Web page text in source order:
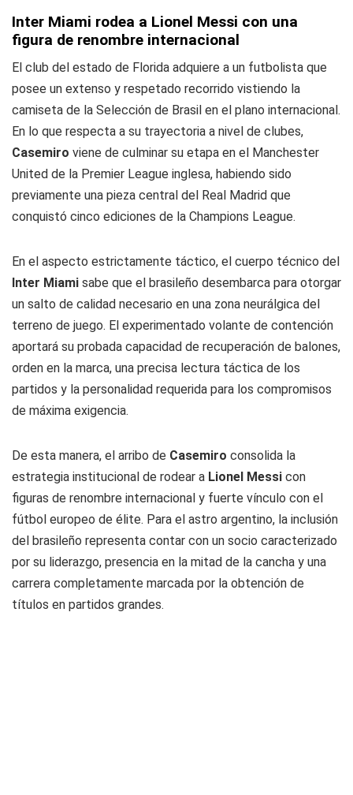
Inter Miami rodea a Lionel Messi con una
figura de renombre internacional
El club del estado de Florida adquiere a un futbolista que
posee un extenso y respetado recorrido vistiendo la
camiseta de la Selección de Brasil en el plano internacional.
En lo que respecta a su trayectoria a nivel de clubes,
Casemiro viene de culminar su etapa en el Manchester
United de la Premier League inglesa, habiendo sido
previamente una pieza central del Real Madrid que
conquistó cinco ediciones de la Champions League.
En el aspecto estrictamente táctico, el cuerpo técnico del
Inter Miami sabe que el brasileño desembarca para otorgar
un salto de calidad necesario en una zona neurálgica del
terreno de juego. El experimentado volante de contención
aportará su probada capacidad de recuperación de balones,
orden en la marca, una precisa lectura táctica de los
partidos y la personalidad requerida para los compromisos
de máxima exigencia.
De esta manera, el arribo de Casemiro consolida la
estrategia institucional de rodear a Lionel Messi con
figuras de renombre internacional y fuerte vínculo con el
fútbol europeo de élite. Para el astro argentino, la inclusión
del brasileño representa contar con un socio caracterizado
por su liderazgo, presencia en la mitad de la cancha y una
carrera completamente marcada por la obtención de
títulos en partidos grandes.